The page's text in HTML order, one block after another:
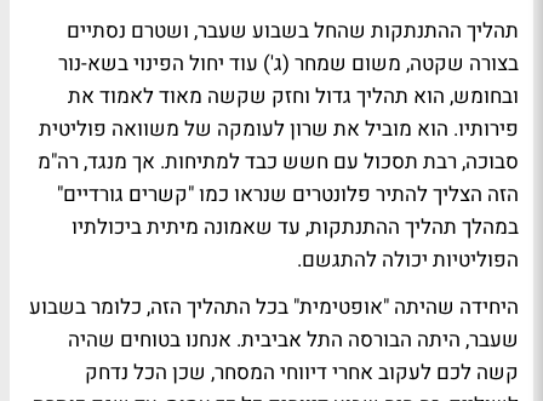
תהליך ההתנתקות שהחל בשבוע שעבר, ושטרם נסתיים
בצורה שקטה, משום שמחר (ג') עוד יחול הפינוי בשא-נור
ובחומש, הוא תהליך גדול וחזק שקשה מאוד לאמוד את
פירותיו. הוא מוביל את שרון לעומקה של משוואה פוליטית
סבוכה, רבת תסכול עם חשש כבד למתיחות. אך מנגד, רה"מ
הזה הצליך להתיר פלונטרים שנראו כמו "קשרים גורדיים"
במהלך תהליך ההתנתקות, עד שאמונה מיתית ביכולתיו
הפוליטיות יכולה להתגשם.
היחידה שהיתה "אופטימית" בכל התהליך הזה, כלומר בשבוע
שעבר, היתה הבורסה התל אביבית. אנחנו בטוחים שהיה
קשה לכם לעקוב אחרי דיווחי המסחר, שכן הכל נדחק